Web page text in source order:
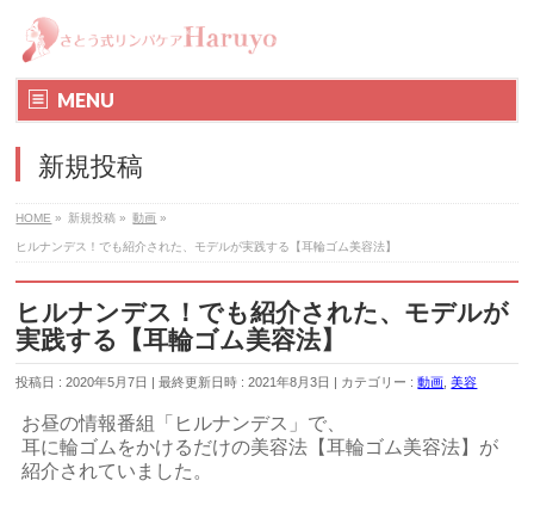
MENU
新規投稿
HOME » 新規投稿 » 動画 »
ヒルナンデス！でも紹介された、モデルが実践する【耳輪ゴム美容法】
ヒルナンデス！でも紹介された、モデルが
実践する【耳輪ゴム美容法】
投稿日 : 2020年5月7日 最終更新日時 : 2021年8月3日 カテゴリー :動画 ,美容
お昼の情報番組「ヒルナンデス」で、
耳に輪ゴムをかけるだけの美容法【耳輪ゴム美容法】が
紹介されていました。